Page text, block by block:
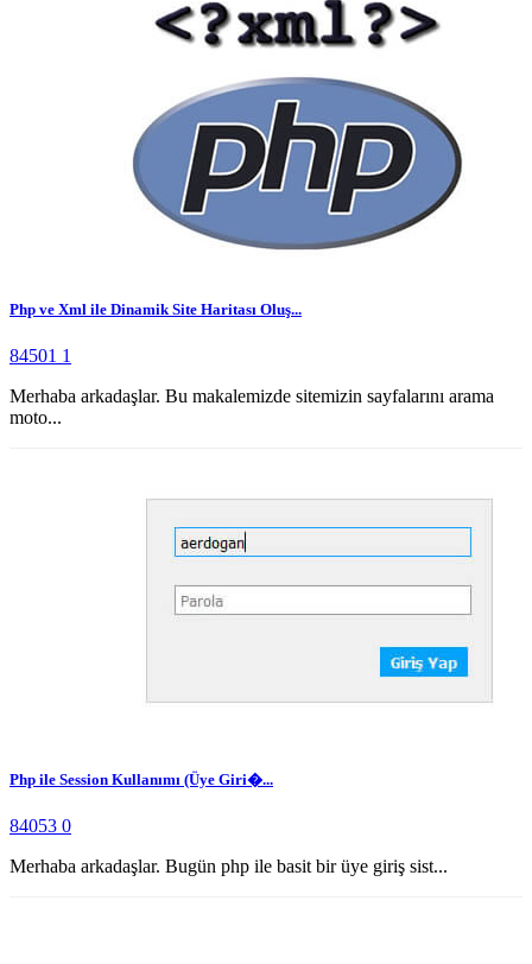
Php ve Xml ile Dinamik Site Haritası Oluş...
84501 1
Merhaba arkadaşlar. Bu makalemizde sitemizin sayfalarını arama
moto...
Php ile Session Kullanımı (Üye Giri�...
84053 0
Merhaba arkadaşlar. Bugün php ile basit bir üye giriş sist...